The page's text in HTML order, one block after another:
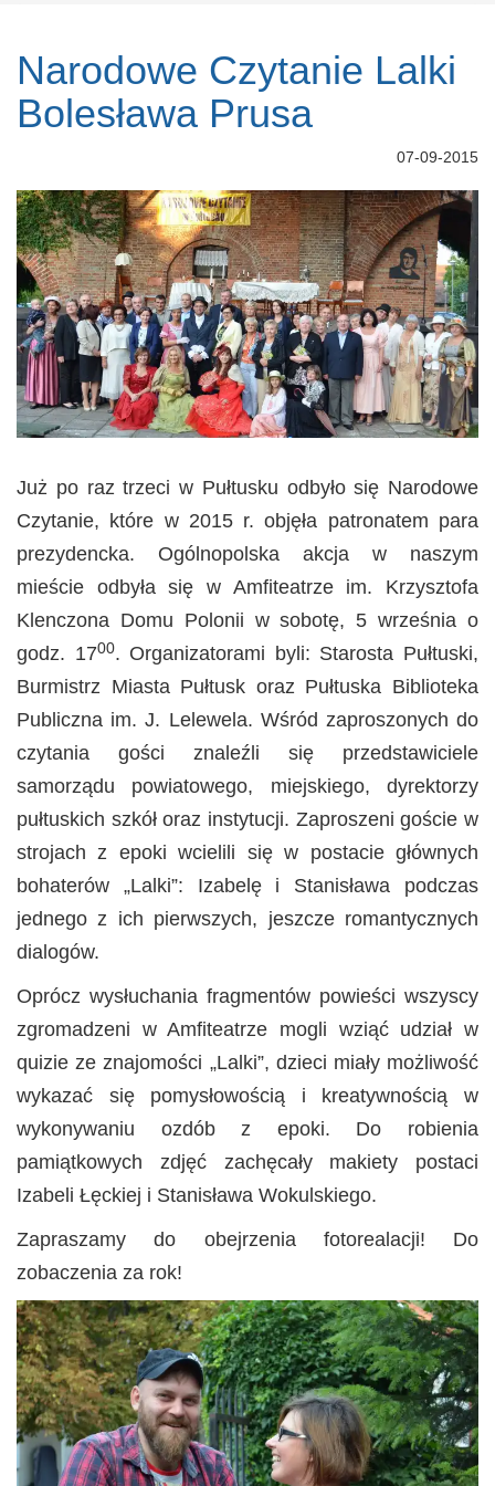
Narodowe Czytanie Lalki
Bolesława Prusa
07-09-2015
Już po raz trzeci w Pułtusku odbyło się Narodowe
Czytanie, które w 2015 r. objęła patronatem para
prezydencka. Ogólnopolska akcja w naszym
mieście odbyła się w Amfiteatrze im. Krzysztofa
Klenczona Domu Polonii w sobotę, 5 września o
godz. 1700. Organizatorami byli: Starosta Pułtuski,
Burmistrz Miasta Pułtusk oraz Pułtuska Biblioteka
Publiczna im. J. Lelewela. Wśród zaproszonych do
czytania gości znaleźli się przedstawiciele
samorządu powiatowego, miejskiego, dyrektorzy
pułtuskich szkół oraz instytucji. Zaproszeni goście w
strojach z epoki wcielili się w postacie głównych
bohaterów „Lalki”: Izabelę i Stanisława podczas
jednego z ich pierwszych, jeszcze romantycznych
dialogów.
Oprócz wysłuchania fragmentów powieści wszyscy
zgromadzeni w Amfiteatrze mogli wziąć udział w
quizie ze znajomości „Lalki”, dzieci miały możliwość
wykazać się pomysłowością i kreatywnością w
wykonywaniu ozdób z epoki. Do robienia
pamiątkowych zdjęć zachęcały makiety postaci
Izabeli Łęckiej i Stanisława Wokulskiego.
Zapraszamy do obejrzenia fotorealacji! Do
zobaczenia za rok!